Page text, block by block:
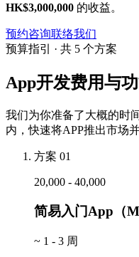
HK$3,000,000 的收益。
预约咨询联络我们
预算指引 · 共 5 个方案
App开发费用与
我们为你准备了大概的时
内，快速将APP推出市场
方案 01
20,000 - 40,000
简易入门App（
~ 1 - 3 周